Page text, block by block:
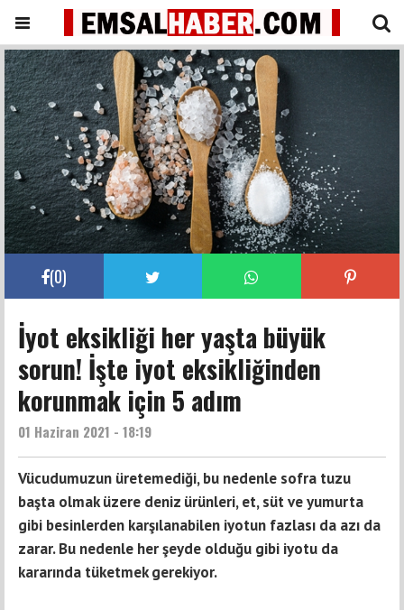
(0)
İyot eksikliği her yaşta büyük
sorun! İşte iyot eksikliğinden
korunmak için 5 adım
01 Haziran 2021 - 18:19
Vücudumuzun üretemediği, bu nedenle sofra tuzu
başta olmak üzere deniz ürünleri, et, süt ve yumurta
gibi besinlerden karşılanabilen iyotun fazlası da azı da
zarar. Bu nedenle her şeyde olduğu gibi iyotu da
kararında tüketmek gerekiyor.